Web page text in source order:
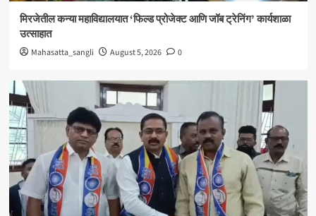
5
मिरजेतील आयडियल स्मार्ट स्कूलमध्ये दहावीच्या विद्यार्थी
मंत्रिमंडळाचा पदग्रहण सोहळा
1
मिरजेतील कन्या महाविद्यालयात ‘फिल्ड प्रोजेक्ट आणि जॉब
ट्रेनिंग’ कार्यशाळा उत्साहात
2
सांगली
मिरजेत वंचित बहुजन आघाडीचा रविवारी भव्य मेळावा ;
सुजातभाई आंबेडकर यांची प्रमुख उपस्थिती
मिरजेतील कन्या महाविद्यालयात ‘फिल्ड प्रोजेक्ट आणि जॉब ट्रेनिंग’ कार्यशाळा
उत्साहात
Mahasatta_sangli August 5, 2026 0